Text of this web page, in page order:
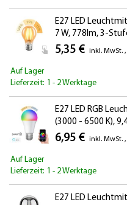
E27 LED
7 W, 778lm, 3-
5,35 € inkl. MwSt. ,
Auf Lager
Lieferzeit: 1 - 2 Werktage
E27 LED RGB
(3000 - 6500 K),
Alexa, matt
6,95 € inkl. MwSt. ,
Auf Lager
Lieferzeit: 1 - 2 Werktage
E27 LED